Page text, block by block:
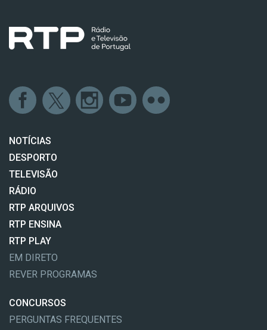
NOTÍCIAS
DESPORTO
TELEVISÃO
RÁDIO
RTP ARQUIVOS
RTP ENSINA
RTP PLAY
EM DIRETO
REVER PROGRAMAS
CONCURSOS
PERGUNTAS FREQUENTES